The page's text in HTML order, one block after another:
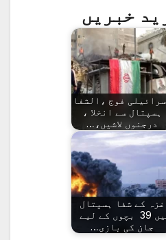
خبریں
فوج ،الشفا
ہسپتال سے انخلا ،
درجنوں لاشیں،…
غزہ کے شفا ہسپتال
میں 39 بچوں کے لیے
جان کی بازی…